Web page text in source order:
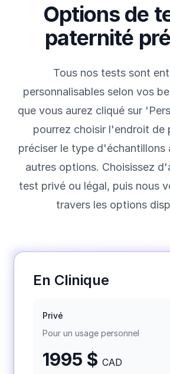
Options de
paternité
Tous nos tests sont
personnalisables selon vos
que vous aurez cliqué sur
pourrez choisir l'endroit de
préciser le type d'échantillons
autres options. Choisissez
test privé ou légal, puis nous
travers les options
En Clinique
Privé
Pour un usage personnel
1995 $ CAD